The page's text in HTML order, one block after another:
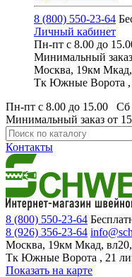
8 (800) 550-23-64
Личный кабинет
Пн-пт с 8.00 до
Минимальный заказ
Москва, 19км Мкад,
Тк Южные Ворота ,
Пн-пт с 8.00 до 15.00
Минимальный заказ от
Контакты
8 (800) 550-23-64
8 (926) 356-23-64
Москва, 19км Мкад, вл20,
Тк Южные Ворота , 21
Показать на карте